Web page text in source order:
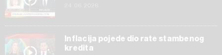
Inflacija pojede dio rate stambenog
kredita